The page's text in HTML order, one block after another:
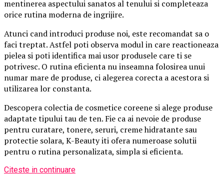
mentinerea aspectului sanatos al tenului si completeaza
orice rutina moderna de ingrijire.
Atunci cand introduci produse noi, este recomandat sa o
faci treptat. Astfel poti observa modul in care reactioneaza
pielea si poti identifica mai usor produsele care ti se
potrivesc. O rutina eficienta nu inseamna folosirea unui
numar mare de produse, ci alegerea corecta a acestora si
utilizarea lor constanta.
Descopera colectia de cosmetice coreene si alege produse
adaptate tipului tau de ten. Fie ca ai nevoie de produse
pentru curatare, tonere, seruri, creme hidratante sau
protectie solara, K-Beauty iti ofera numeroase solutii
pentru o rutina personalizata, simpla si eficienta.
Citeste in continuare